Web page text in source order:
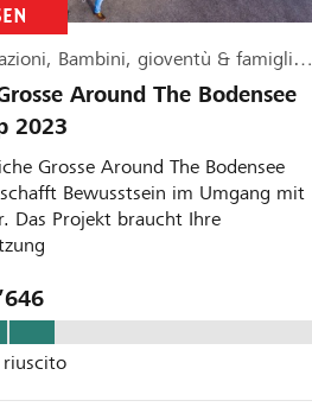
Manifestazioni, Bambini, gioventù & famiglia, Ecologia
Around The Bodensee
2023
Grosse Around The Bodensee
Bewusstsein im Umgang mit
Das Projekt braucht Ihre